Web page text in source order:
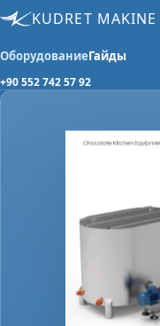
KUDRET MAKINE
ОборудованиеГайды
+90 552 742 57 92